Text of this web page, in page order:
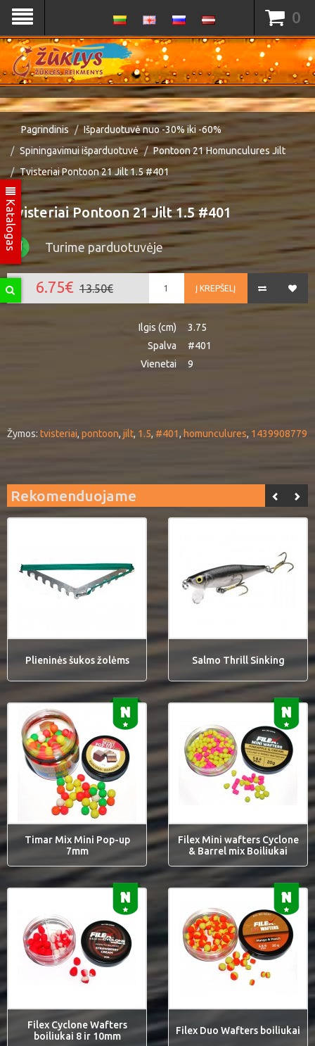
Katalogas
0
Pagrindinis
Išparduotuvė nuo -30% iki -60%
Spiningavimui išparduotuvė
Pontoon 21 Homunculures Jilt
Tvisteriai Pontoon 21 Jilt 1.5 #401
Tvisteriai Pontoon 21 Jilt 1.5 #401
Turime parduotuvėje
Į KREPŠELĮ
6.75€ 13.50€
Ilgis (cm)
3.75
Spalva
#401
Vienetai
9
Žymos: tvisteriai, pontoon, jilt, 1.5, #401, homunculures, 1439908779
Rekomenduojame
Plieninės šukos žolėms Salmo Thrill Sinking
Timar Mix Mini Pop-up
7mm
Filex Mini wafters Cyclone
& Barrel mix Boiliukai
Filex Cyclone Wafters
boiliukai 8 ir 10mm
Filex Duo Wafters boiliukai